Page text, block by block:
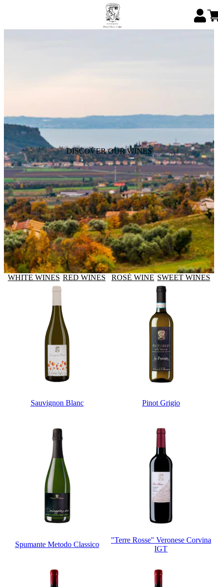
DISCOVER OUR WINES
WHITE WINES RED WINES ROSÈ WINE SWEET WINES
Sauvignon Blanc Pinot Grigio
Spumante Metodo Classico
"Terre Rosse" Veronese Corvina
IGT